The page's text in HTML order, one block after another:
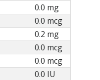
0.0 mg
0.0 mcg
0.2 mg
0.0 mcg
0.0 mcg
0.0 IU